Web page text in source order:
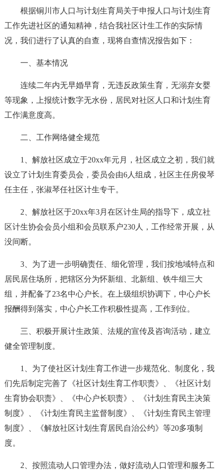
根据铜川市人口与计划生育局关于申报人口与计划生育
工作先进社区的通知精神，结合我社区计生工作的实际情
况，我们进行了认真的自查，现将自查情况报告如下：
一、基本情况
连续二年内无早婚早育，无违反政策生育，无溺弃女婴
等现象，上报统计数字无水份，居民对社区人口和计划生育
工作满意度高。
二、工作网络健全规范
1、解放社区成立于20xx年元月，社区成立之初，我们就
设立了计划生育委员会，委员会由6人组成，社区主任房俊琴
任主任，张淑琴任社区计生专干。
2、解放社区于20xx年3月在区计生局的指导下，成立社
区计生协会会员小组和会员联系户230人，工作经常开展，从
没间断。
3、为了进一步明确责任、细化管理，我们按地域特点和
居民居住场所，把辖区分为怀新组、北新组、铁牛组三大
组，并配备了23名中心户长。在上级组织协调下，中心户长
报酬得到落实，中心户长工作积极性提高，工作到位。
三、积极开展计生政策、法规的宣传及咨询活动，建立
健全管理制度。
1、为了使社区计划生育工作进一步规范化、制度化，我
们先后制定完善了《社区计划生育工作职责》、《社区计划
生育协会职责》、《中心户长职责》、《计划生育民主决策
制度》、《计划生育民主监督制度》、《计划生育民主管理
制度》、《解放社区计划生育居民自治公约》等20多项制
度。
2、按照流动人口管理办法，做好流动人口管理和服务工